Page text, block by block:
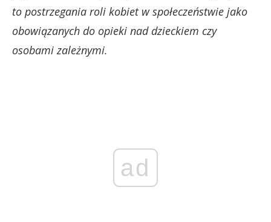
to postrzegania roli kobiet w społeczeństwie jako
obowiązanych do opieki nad dzieckiem czy
osobami zależnymi.
ad